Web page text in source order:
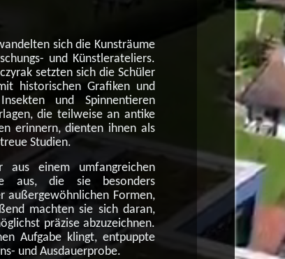
sich die Kunsträume
und Künstlerateliers.
setzten sich die Schüler
historischen Grafiken und
und Spinnentieren
die teilweise an antike
erinnern, dienten ihnen als
Studien.
aus einem umfangreichen
aus, die sie besonders
außergewöhnlichen Formen,
machten sie sich daran,
präzise abzuzeichnen.
Aufgabe klingt, entpuppte
und Ausdauerprobe.